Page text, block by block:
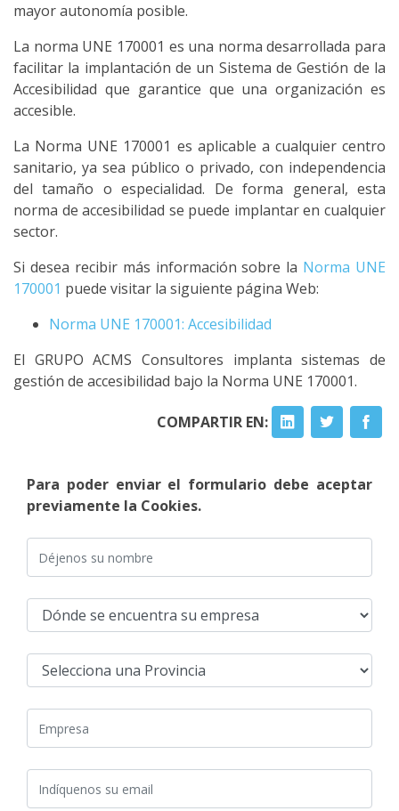
mayor autonomía posible.
La norma UNE 170001 es una norma desarrollada para
facilitar la implantación de un Sistema de Gestión de la
Accesibilidad que garantice que una organización es
accesible.
La Norma UNE 170001 es aplicable a cualquier centro
sanitario, ya sea público o privado, con independencia
del tamaño o especialidad. De forma general, esta
norma de accesibilidad se puede implantar en cualquier
sector.
Si desea recibir más información sobre la Norma UNE
170001 puede visitar la siguiente página Web:
Norma UNE 170001: Accesibilidad
El GRUPO ACMS Consultores implanta sistemas de
gestión de accesibilidad bajo la Norma UNE 170001.
COMPARTIR EN:
Para poder enviar el formulario debe aceptar
previamente la Cookies.